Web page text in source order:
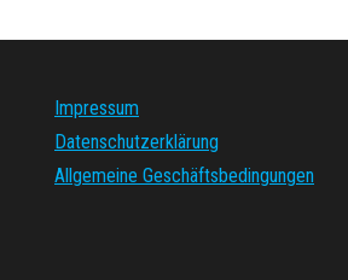
Impressum
Datenschutzerklärung
Allgemeine Geschäftsbedingungen